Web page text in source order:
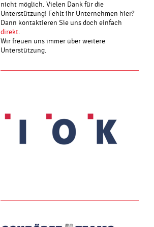
nicht möglich. Vielen Dank für die
Unterstützung! Fehlt ihr Unternehmen hier?
Dann kontaktieren Sie uns doch einfach
direkt.
Wir freuen uns immer über weitere
Unterstützung.